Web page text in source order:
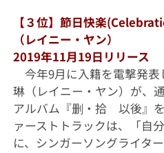
【３位】節日快楽
（レイニー・ヤン）
2019年11月19日リリース
今年9月に入籍を電撃発表
琳（レイニー・ヤン）が、
アルバム『删・拾 以後』
ァーストトラックは、「自
に、シンガーソングライタ